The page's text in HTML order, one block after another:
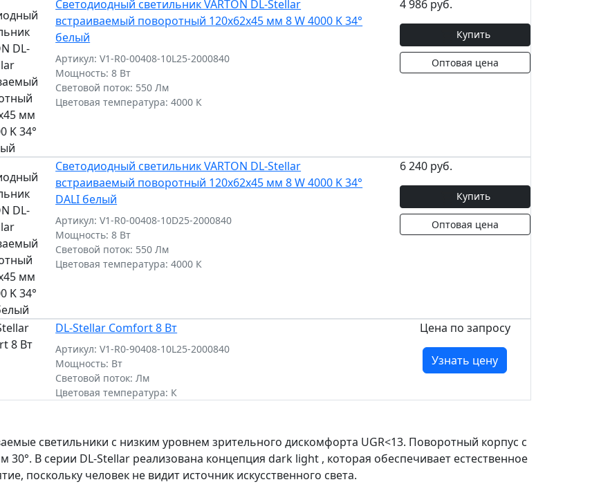
Светодиодный светильник VARTON DL-Stellar
встраиваемый поворотный 120x62x45 мм 8 W 4000 K 34°
белый
Артикул: V1-R0-00408-10L25-2000840
Мощность: 8 Вт
Световой поток: 550 Лм
Цветовая температура: 4000 К
4 986 руб.
Купить
Оптовая цена
Светодиодный светильник VARTON DL-Stellar
встраиваемый поворотный 120x62x45 мм 8 W 4000 K 34°
DALI белый
Артикул: V1-R0-00408-10D25-2000840
Мощность: 8 Вт
Световой поток: 550 Лм
Цветовая температура: 4000 К
6 240 руб.
Купить
Оптовая цена
DL-Stellar Comfort 8 Вт
Артикул: V1-R0-90408-10L25-2000840
Мощность: Вт
Световой поток: Лм
Цветовая температура: К
Цена по запросу
Узнать цену
светильники с низким уровнем зрительного дискомфорта UGR<13. Поворотный корпус с
30°. В серии DL-Stellar реализована концепция dark light , которая обеспечивает естественное
поскольку человек не видит источник искусственного света.